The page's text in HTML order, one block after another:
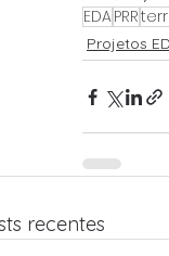
EDAPRR
Projetos
recentes